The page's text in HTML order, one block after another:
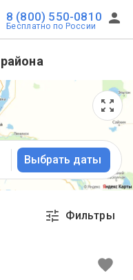
8 (800) 550-0810
Бесплатно по России
Выбрать даты
Фильтры